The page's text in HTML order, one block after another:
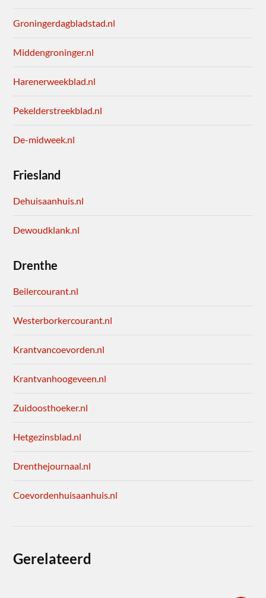
Groningerdagbladstad.nl
Middengroninger.nl
Harenerweekblad.nl
Pekelderstreekblad.nl
De-midweek.nl
Friesland
Dehuisaanhuis.nl
Dewoudklank.nl
Drenthe
Beilercourant.nl
Westerborkercourant.nl
Krantvancoevorden.nl
Krantvanhoogeveen.nl
Zuidoosthoeker.nl
Hetgezinsblad.nl
Drenthejournaal.nl
Coevordenhuisaanhuis.nl
Gerelateerd